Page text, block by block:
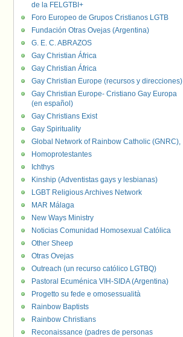
de la FELGTBI+
Foro Europeo de Grupos Cristianos LGTB
Fundación Otras Ovejas (Argentina)
G. E. C. ABRAZOS
Gay Christian África
Gay Christian África
Gay Christian Europe (recursos y direcciones)
Gay Christian Europe- Cristiano Gay Europa
(en español)
Gay Christians Exist
Gay Spirituality
Global Network of Rainbow Catholic (GNRC),
Homoprotestantes
Ichthys
Kinship (Adventistas gays y lesbianas)
LGBT Religious Archives Network
MAR Málaga
New Ways Ministry
Noticias Comunidad Homosexual Católica
Other Sheep
Otras Ovejas
Outreach (un recurso católico LGTBQ)
Pastoral Ecuménica VIH-SIDA (Argentina)
Progetto su fede e omosessualità
Rainbow Baptists
Rainbow Christians
Reconaissance (padres de personas